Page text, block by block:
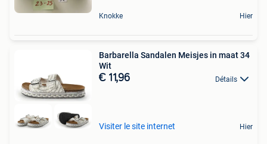
Knokke Hier
Barbarella Sandalen Meisjes in maat 34
Wit
€ 11,96 Détails
Visiter le site internet Hier